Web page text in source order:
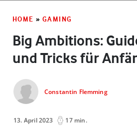
HOME » GAMING
Big Ambitions:
und Tricks für
Constantin Flemming
13. April 2023 17 min.